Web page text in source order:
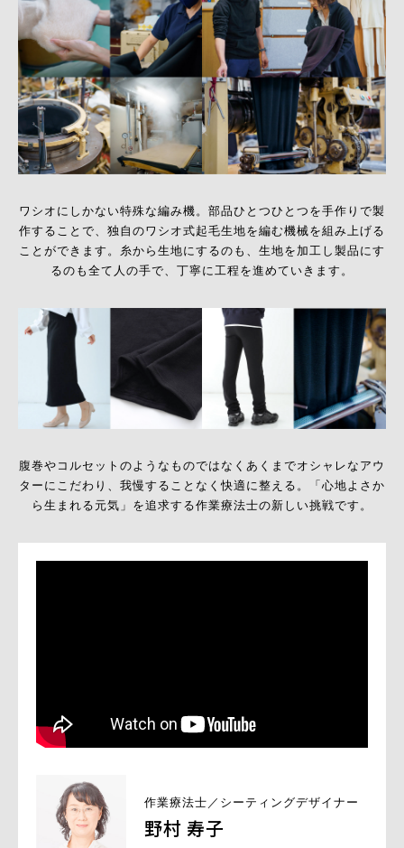
ワシオにしかない特殊な編み機。 部品ひとつひとつを手作りで製
作することで、独自のワシオ式起毛生地を編む機械を組み上げる
ことができます。 糸から生地にするのも、生地を加工し製品にす
るのも全て人の手で、丁寧に工程を進めていきます。
腹巻やコルセットのようなものではなくあくまでオシャレなアウ
ターにこだわり、 我慢することなく快適に整える。
「心地よさか
ら生まれる元気」を追求する作業療法士の新しい挑戦です。
作業療法士／シーティングデザイナー
野村 寿子